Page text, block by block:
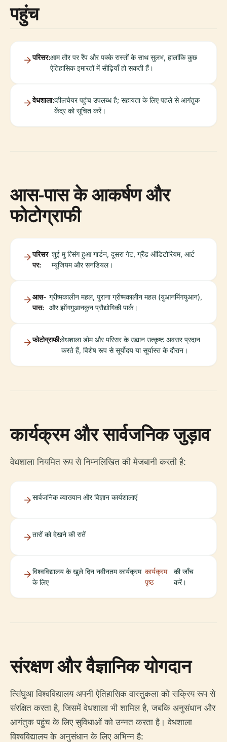
पहुंच
परिसर:आम तौर पर रैंप और पक्के रास्तों के साथ सुलभ, हालांकि कुछ
ऐतिहासिक इमारतों में सीढ़ियाँ हो सकती हैं।
वेधशाला:व्हीलचेयर पहुंच उपलब्ध है; सहायता के लिए पहले से आगंतुक
केंद्र को सूचित करें।
आस-पास के आकर्षण और
फोटोग्राफी
परिसर
पर:
शुई मु त्सिंग हुआ गार्डन, दूसरा गेट, ग्रैंड ऑडिटोरियम, आर्ट
म्यूजियम और सनडियल।
आस-
पास:
ग्रीष्मकालीन महल, पुराना ग्रीष्मकालीन महल (युआनमिंगयुआन),
और झोंगगुआनकुन प्रौद्योगिकी पार्क।
फोटोग्राफी:वेधशाला डोम और परिसर के उद्यान उत्कृष्ट अवसर प्रदान
करते हैं, विशेष रूप से सूर्योदय या सूर्यास्त के दौरान।
कार्यक्रम और सार्वजनिक जुड़ाव
वेधशाला नियमित रूप से निम्नलिखित की मेजबानी करती है:
सार्वजनिक व्याख्यान और विज्ञान कार्यशालाएं
तारों को देखने की रातें
विश्वविद्यालय के खुले दिन नवीनतम कार्यक्रम
के लिए
कार्यक्रम
पृष्ठ
की जाँच
करें।
संरक्षण और वैज्ञानिक योगदान
त्सिंघुआ विश्वविद्यालय अपनी ऐतिहासिक वास्तुकला को सक्रिय रूप से
संरक्षित करता है, जिसमें वेधशाला भी शामिल है, जबकि अनुसंधान और
आगंतुक पहुंच के लिए सुविधाओं को उन्नत करता है। वेधशाला
विश्वविद्यालय के अनुसंधान के लिए अभिन्न है: